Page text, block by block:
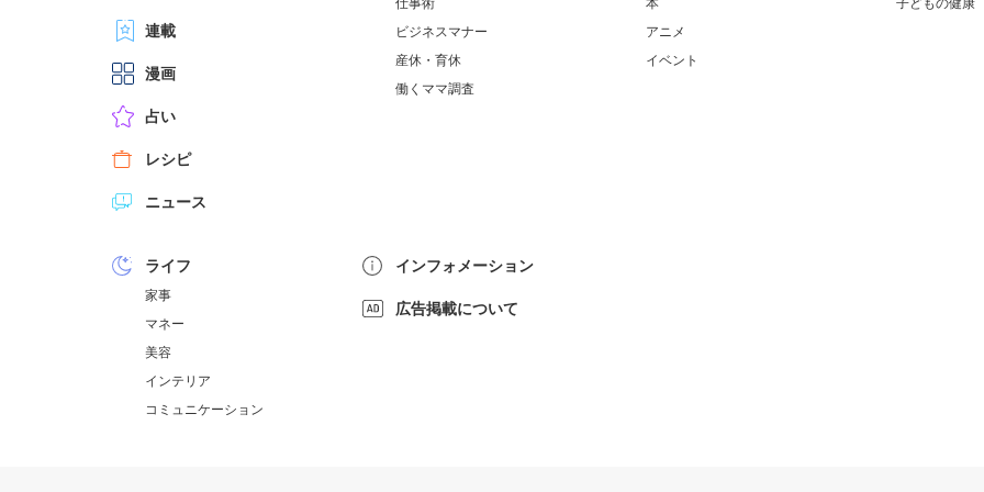
連載
漫画
占い
レシピ
ニュース
仕事術
ビジネスマナー
産休・育休
働くママ調査
本
アニメ
イベント
子どもの健康
ライフ
家事
マネー
美容
インテリア
コミュニケーション
インフォメーション
広告掲載について